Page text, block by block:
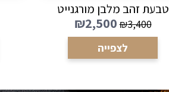
טבעת זהב מלבן מורגנייט
₪2,500₪3,400
לצפייה